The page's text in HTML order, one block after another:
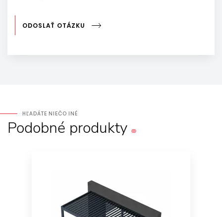
ODOSLAŤ OTÁZKU
HĽADÁTE NIEČO INÉ
Podobné produkty